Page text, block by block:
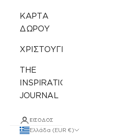
ΚΑΡΤΑ
ΔΩΡΟΥ
ΧΡΙΣΤΟΥΓΕΝΝΙΑΤΙΚΑ
THE
INSPIRATION
JOURNAL
ΕΊΣΟΔΟΣ
Ελλάδα (EUR €)